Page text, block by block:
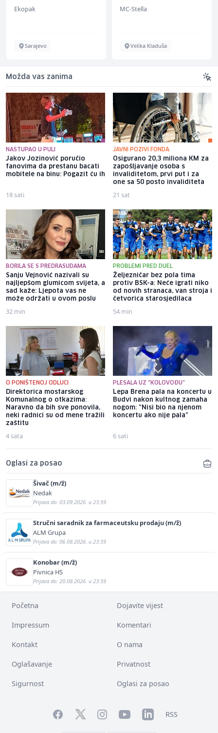
Ekopak
Sarajevo
MC-Stella
Velika Kladuša
Možda vas zanima
NASTUPAO U PULI
Jakov Jozinović poručio
fanovima da prestanu bacati
mobitele na binu: Pogazit ću ih
18 sati
JAVNI POZIVI FONDA
Osigurano 20,3 miliona KM za
zapošljavanje osoba s
invaliditetom, prvi put i za
one sa 50 posto invaliditeta
21 sat
BORILA SE S PREDRASUDAMA
Sanju Vejnović nazivali su
najljepšom glumicom svijeta, a
sad kaže: Ljepota vas ne
može održati u ovom poslu
32 min
PROBLEMI PRED DUEL
Željezničar bez pola tima
protiv BSK-a: Neće igrati niko
od novih stranaca, van stroja i
četvorica starosjedilaca
54 min
O PONIŠTENOJ ODLUCI
Direktorica mostarskog
Komunalnog o otkazima:
Naravno da bih sve ponovila,
neki radnici su od mene tražili
zaštitu
4 sata
PLESALA UZ "KOLOVOĐU"
Lepa Brena pala na koncertu u
Budvi nakon kultnog zamaha
nogom: "Nisi bio na njenom
koncertu ako nije pala"
6 sati
Oglasi za posao
Šivač (m/ž)
Nedak
Prijava do: 03.09.2026. u 23:59
Stručni saradnik za farmaceutsku prodaju (m/ž)
ALM Grupa
Prijava do: 06.08.2026. u 23:59
Konobar (m/ž)
Pivnica HS
Prijava do: 20.08.2026. u 23:59
Početna Dojavite vijest
Impressum Komentari
Kontakt O nama
Oglašavanje Privatnost
Sigurnost Oglasi za posao
FacebookTwitterInstagramYouTubeLinkedInRSS